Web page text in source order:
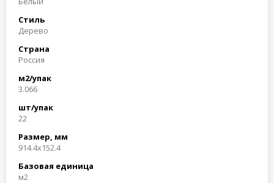
Стиль
Дерево
Страна
Россия
м2/упак
3.066
шт/упак
22
Размер, мм
914.4x152.4
Базовая единица
м2